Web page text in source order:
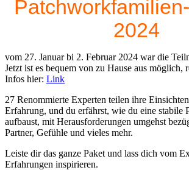
2024
vom 27. Januar bi 2. Februar 2024 war die
Jetzt ist es bequem von zu Hause aus möglich,
Infos hier: Link
27 Renommierte Experten teilen ihre
Erfahrung, und du erfährst, wie du eine stabile
aufbaust, mit Herausforderungen umgehst
Partner, Gefühle und vieles mehr.
Leiste dir das ganze Paket und lass dich vom
Erfahrungen inspirieren.